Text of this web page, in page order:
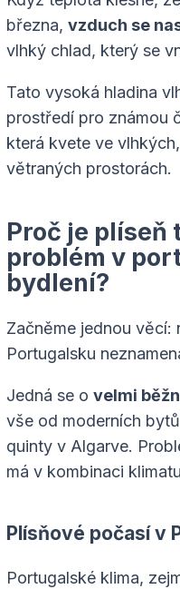
března, vzduch se
vlhký chlad, který se
Tato vysoká hladina
prostředí pro známou
která kvete ve
větraných prostorách.
Proč je plíseň
problém v
bydlení?
Začněme jednou věcí:
Portugalsku
Jedná se o velmi
vše od moderních
quinty v Algarve.
má v kombinaci
Plísňové počasí v
Portugalské klima,